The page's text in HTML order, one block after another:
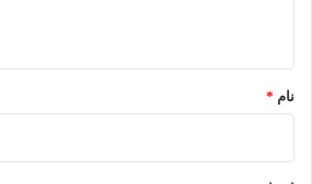
نام *